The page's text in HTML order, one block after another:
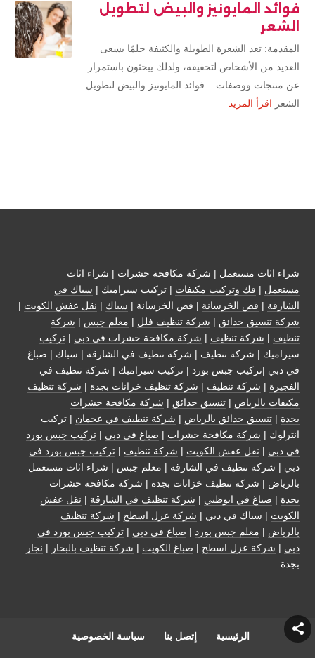
فوائد المايونيز والبيض لتطويل
الشعر
المقدمة: تعد الشعرة الطويلة والكثيفة حلمًا يسعى
العديد من الأشخاص لتحقيقه، ولذلك يبحثون باستمرار
عن منتجات ووصفات... فوائد المايونيز والبيض لتطويل
الشعر اقرأ المزيد
شراء اثاث مستعمل | شركة مكافحة حشرات | شراء اثاث
مستعمل | فك وتركيب مكيفات | تركيب سيراميك | سباك في
الشارقة | قص الخرسانة | قص الخرسانة | سباك | نقل عفش الكويت |
شركة تنسيق حدائق | شركة تنظيف فلل | معلم جبس | شركة
تنظيف | شركة تنظيف | شركة مكافحة حشرات في دبي | تركيب
سيراميك | شركة تنظيف | شركة تنظيف في الشارقة | سباك | صباغ
في دبي |تركيب جبس بورد | تركيب سيراميك | شركة تنظيف في
الفجيرة | شركة تنظيف | شركة تنظيف خزانات بجدة | شركة تنظيف
مكيفات بالرياض | تنسيق حدائق | شركة مكافحة حشرات
بجدة | تنسيق حدائق بالرياض | شركة تنظيف في عجمان | تركيب
انترلوك | شركة مكافحة حشرات | صباغ في دبي | تركيب جبس بورد
في دبي | نقل عفش الكويت | شركة تنظيف | تركيب جبس بورد في
دبي | شركة تنظيف في الشارقة | معلم جبس | شراء اثاث مستعمل
بالرياض | شركه تنظيف خزانات بجدة | شركة مكافحة حشرات
بجدة | صباغ في ابوظبي | شركة تنظيف في الشارقة | نقل عفش
الكويت | سباك في دبي | شركة عزل اسطح | شركة تنظيف
بالرياض | معلم جبس بورد | صباغ في دبي | تركيب جبس بورد في
دبي | شركة عزل اسطح | صباغ الكويت | شركة تنظيف بالبخار | نجار
بجدة
الرئيسية إتصل بنا سياسة الخصوصية